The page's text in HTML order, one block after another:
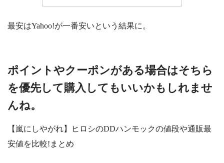
最安はYahoo!が一番安いという結果に。
ポイントやクーポンがある場合はそちら
を優先して購入してもいいかもしれませ
んね。
【嵐にしやがれ】ヒロシのDDハンモックの値段や通販最
安値を比較!まとめ